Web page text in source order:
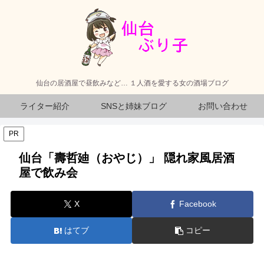
仙台の居酒屋で昼飲みなど… １人酒を愛する女の酒場ブログ
ライター紹介 SNSと姉妹ブログ お問い合わせ
PR
仙台「壽哲廸（おやじ）」 隠れ家風居酒
屋で飲み会
X Facebook
はてブ コピー